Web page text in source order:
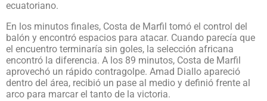
ecuatoriano.
En los minutos finales, Costa de Marfil tomó el control del
balón y encontró espacios para atacar. Cuando parecía que
el encuentro terminaría sin goles, la selección africana
encontró la diferencia. A los 89 minutos, Costa de Marfil
aprovechó un rápido contragolpe. Amad Diallo apareció
dentro del área, recibió un pase al medio y definió frente al
arco para marcar el tanto de la victoria.